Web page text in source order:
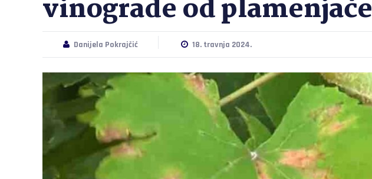
vinograde od plamenjače
Danijela Pokrajčić 18. travnja 2024.